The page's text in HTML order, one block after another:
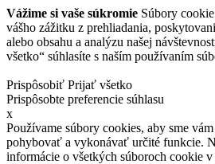
Vážime si vaše súkromie Súbory
vášho zážitku z prehliadania,
alebo obsahu a analýzu našej
všetko“ súhlasíte s naším používaním
Prispôsobiť Prijať všetko
Prispôsobte preferencie súhlasu
x
Používame súbory cookies, aby sme
pohybovať a vykonávať určité funkcie.
informácie o všetkých súboroch cookie